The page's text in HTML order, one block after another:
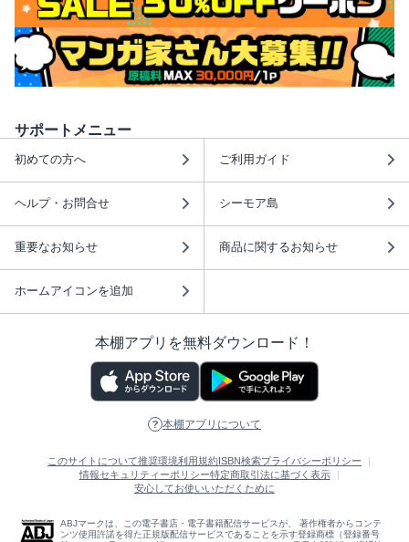
サポートメニュー
初めての方へ ご利用ガイド
ヘルプ・お問合せ シーモア島
重要なお知らせ 商品に関するお知らせ
ホームアイコンを追加
本棚アプリを無料ダウンロード！
本棚アプリについて
このサイトについて推奨環境利用規約 ISBN検索プライバシーポリシー
情報セキュリティーポリシー特定商取引法に基づく表示
安心してお使いいただくために
ABJマークは、この電子書店・電子書籍配信サービスが、 著作権者からコンテ
ンツ使用許諾を得た正規版配信サービスであることを示す登録商標（登録番号